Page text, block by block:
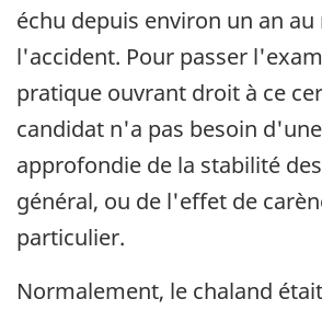
échu depuis environ un an
l'accident. Pour passer
pratique ouvrant droit à ce
candidat n'a pas besoin
approfondie de la stabilité
général, ou de l'effet de
particulier.
Normalement, le chaland